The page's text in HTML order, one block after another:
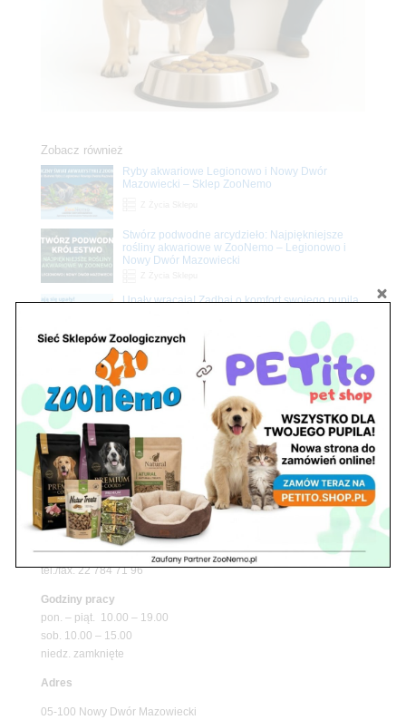
Zobacz również
Ryby akwariowe Legionowo i Nowy Dwór
Mazowiecki – Sklep ZooNemo
Stwórz podwodne arcydzieło: Najpiękniejsze
rośliny akwariowe w ZooNemo – Legionowo i
Nowy Dwór Mazowiecki
Promocje
Upały wracają! Zadbaj o komfort swojego pupila
Z Życia Sklepu
Petito Pet Shop – Internetowy Sklep Zoologiczny
Online! Wszystko Dla Twojego Pupila | ZooNemo
Znajdź nas
Adres
05-120 Legionowo
ul. Piłsudskiego 31,
pawilon 134
tel./fax. 22 784 71 96
Godziny pracy
pon. – piąt. 10.00 – 19.00
sob. 10.00 – 15.00
niedz. zamknięte
Adres
05-100 Nowy Dwór Mazowiecki